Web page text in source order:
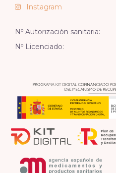
Instagram
Nº Autorización sanitaria:
Nº Licenciado: